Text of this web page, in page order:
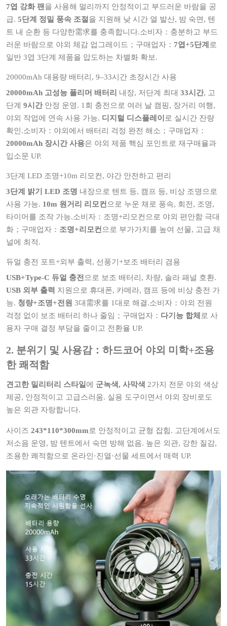
7엽 강화 팬 을 사용해 멀리까지 안정적이고 부드러운 바람을 공
급. 5단계 정밀 풍속 조절 을 지원해 낮 시간 열 발산, 밤 숙면, 텐
트 내 순환 등 다양한需求를 충족합니다.소비자：충분하고 부드
러운 바람으로 야외 체감 업그레이드；구매업자： 7엽+5단계 로
일반 3엽 3단계 제품을 압도하는 차별화 확보.
20000mAh 대용량 배터리, 9–33시간 초장시간 사용
20000mAh 고성능 폴리머 배터리 내장, 저단계 최대 33시간, 고
단계 9시간안정 운영. 1회 충전으로 여러 날 캠핑, 장거리 여행,
야외 작업에 연속 사용 가능. 디지털 디스플레이 로 실시간 잔량
확인.소비자：야외에서 배터리 걱정 완전 해소；구매업자：
20000mAh 장시간 사용은 야외 제품 핵심 포인트로 재구매율과
입소문 UP.
3단계 LED 조명+10m 리모컨, 야간 안전하고 편리
3단계 밝기 LED 조명 내장으로 텐트 등, 캠프 등, 비상 조명으로
사용 가능. 10m 원거리 리모컨 으로 누운 채로 풍속, 회전, 조명,
타이머를 조작 가능.소비자：조명+리모컨으로 야외 편안함 극대
화；구매업자： 조명+리모컨 으로 부가가치를 높여 선물, 고급 채
널에 최적.
듀얼 충전 포트+외부 출력, 선풍기+보조 배터리 겸용
USB+Type-C 듀얼 충전 으로 보조 배터리, 차량, 솔라 패널 호환.
USB 외부 출력 지원으로 휴대폰, 카메라, 캠프 등에 비상 충전 가
능. 청량+조명+전원 3대需求를 1대로 해결.소비자：야외 전원
걱정 없이 보조 배터리 하나 줄임；구매업자： 다기능 합체 로 사
용자 구매 결정 부담을 줄이고 전환율 UP.
2. 분위기 및 사용감：하드코어 야외 미학+조용
한 쾌적함
견고한 밀리터리 스타일 에 군녹색, 사막색 2가지 전문 야외 색상
제공, 안정적이고 고급스러움. 실용 도구이면서 야외 장비로도
높은 외관 자랑합니다.
사이즈 243*110*300mm로 안정적이고 균형 잡힘. 고단계에서도
저소음 운영, 밤 텐트에서 숙면 방해 없음. 높은 외관, 강한 질감,
조용한 쾌적함으로 온라인·진열·선물 세트에서 매력 UP.